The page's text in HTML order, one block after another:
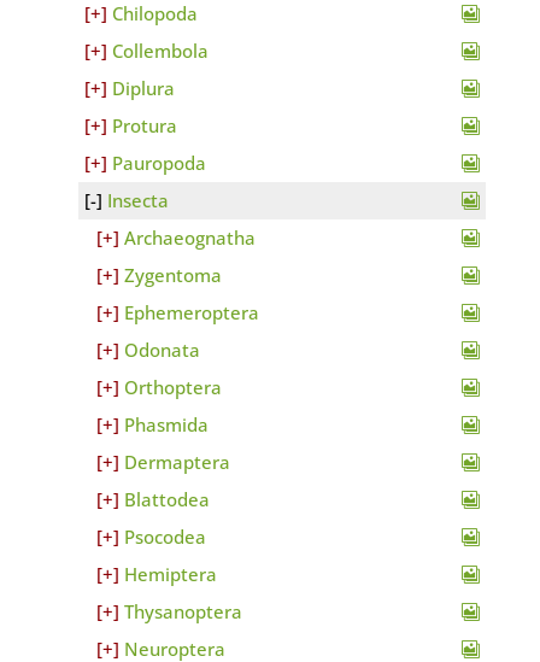
Chilopoda
Collembola
Diplura
Protura
Pauropoda
Insecta
Archaeognatha
Zygentoma
Ephemeroptera
Odonata
Orthoptera
Phasmida
Dermaptera
Blattodea
Psocodea
Hemiptera
Thysanoptera
Neuroptera